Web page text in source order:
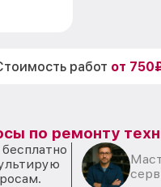
работ от
по ремонту